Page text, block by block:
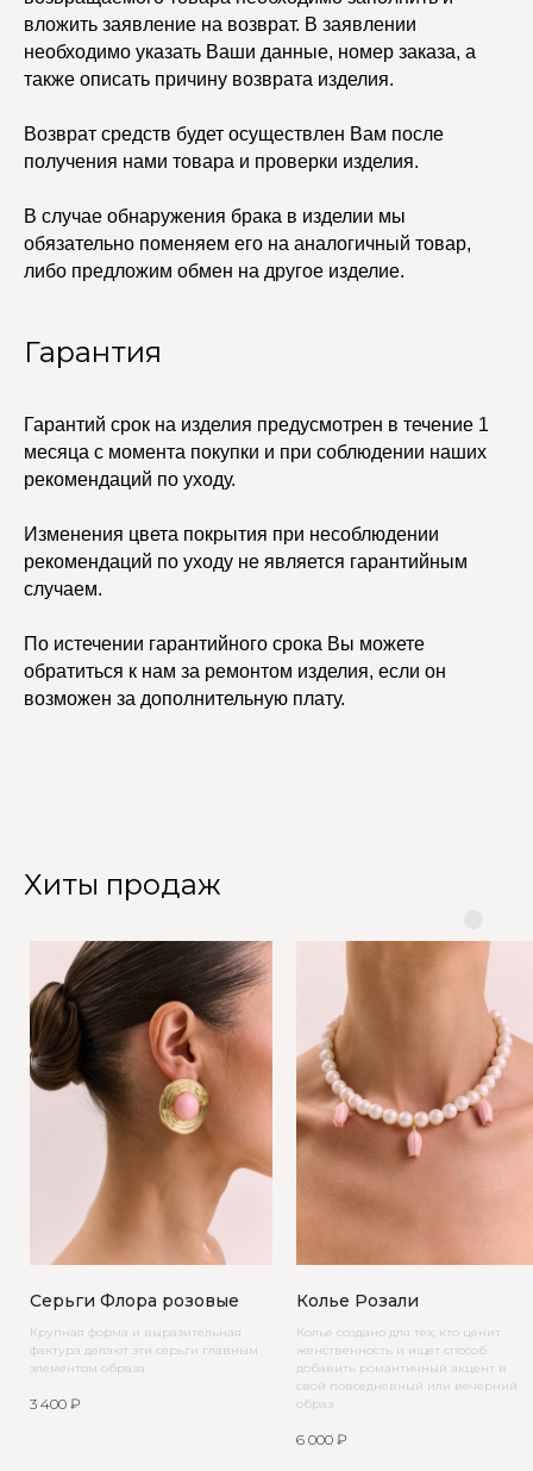
вложить заявление на возврат. В заявлении
необходимо указать Ваши данные, номер заказа, а
также описать причину возврата изделия.
Возврат средств будет осуществлен Вам после
получения нами товара и проверки изделия.
В случае обнаружения брака в изделии мы
обязательно поменяем его на аналогичный товар,
либо предложим обмен на другое изделие.
Гарантия
Гарантий срок на изделия предусмотрен в течение 1
месяца с момента покупки и при соблюдении наших
рекомендаций по уходу.
Изменения цвета покрытия при несоблюдении
рекомендаций по уходу не является гарантийным
случаем.
По истечении гарантийного срока Вы можете
обратиться к нам за ремонтом изделия, если он
возможен за дополнительную плату.
Хиты продаж
Серьги Флора розовые
Крупная форма и выразительная
фактура делают эти серьги главным
элементом образа
3 400 ₽
Колье Розали
Колье создано для тех, кто ценит
женственность и ищет способ
добавить романтичный акцент в
свой повседневный или вечерний
образ
6 000 ₽
© 2021-2025 Edalinjewelry. Все права защищены.